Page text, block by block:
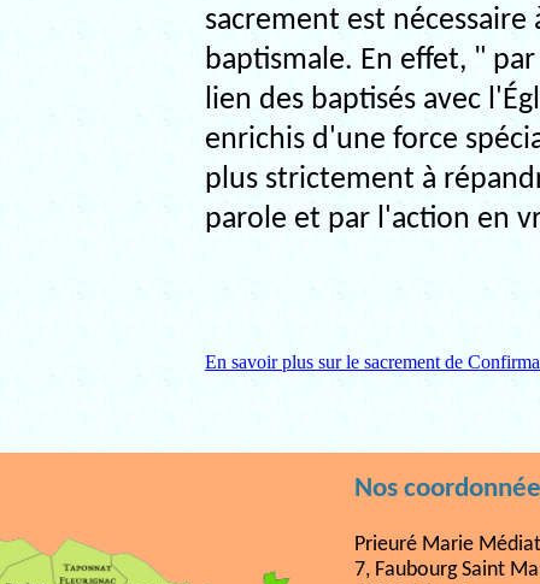
sacrement est
baptismale. En effet, "
lien des baptisés avec
enrichis d'une force
plus strictement à
parole et par l'action en
En savoir plus sur le sacrement de
Nos
Prieuré Marie
7, Faubourg Saint